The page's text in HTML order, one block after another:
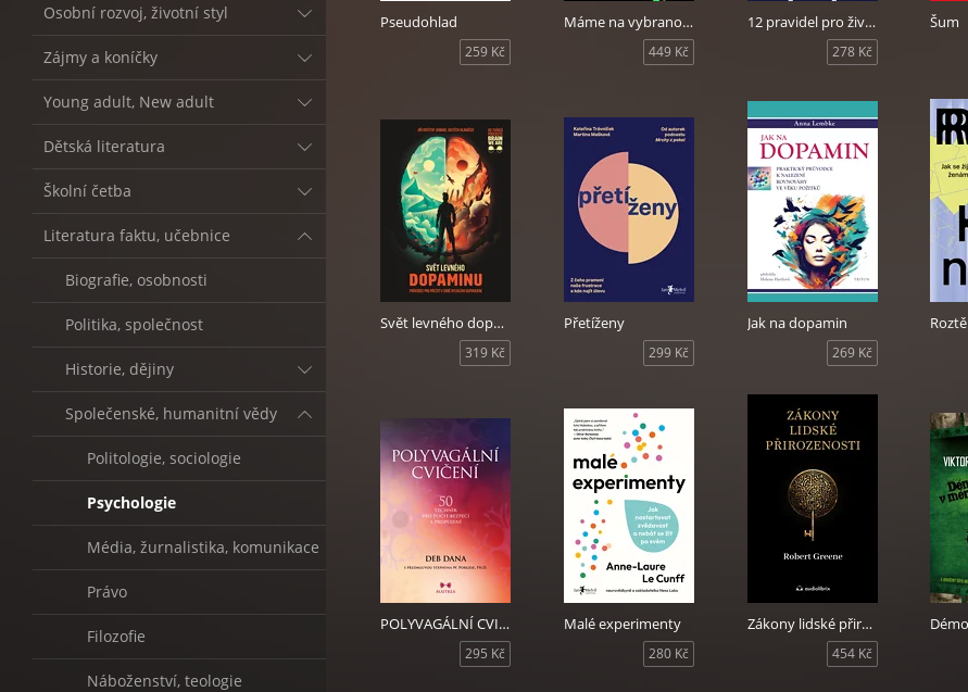
Osobní rozvoj, životní styl
Zájmy a koníčky
Young adult, New adult
Dětská literatura
Školní četba
Literatura faktu, učebnice
Biografie, osobnosti
Politika, společnost
Historie, dějiny
Společenské, humanitní vědy
Politologie, sociologie
Psychologie
Média, žurnalistika, komunikace
Právo
Filozofie
Náboženství, teologie
Pseudohlad
259 Kč
Máme na vybranou?
449 Kč
12 pravidel pro život
278 Kč
Šum
Svět levného dopaminu - Průvodce pro přežití v době rychlého uspokojení
319 Kč
Přetíženy
299 Kč
Jak na dopamin
269 Kč
POLYVAGÁLNÍ CVIČENÍ
295 Kč
Malé experimenty
280 Kč
Zákony lidské přirozenosti
454 Kč